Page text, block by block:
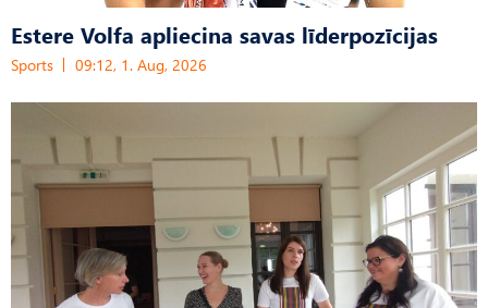
Estere Volfa apliecina savas līderpozīcijas
Sports 09:12, 1. Aug, 2026